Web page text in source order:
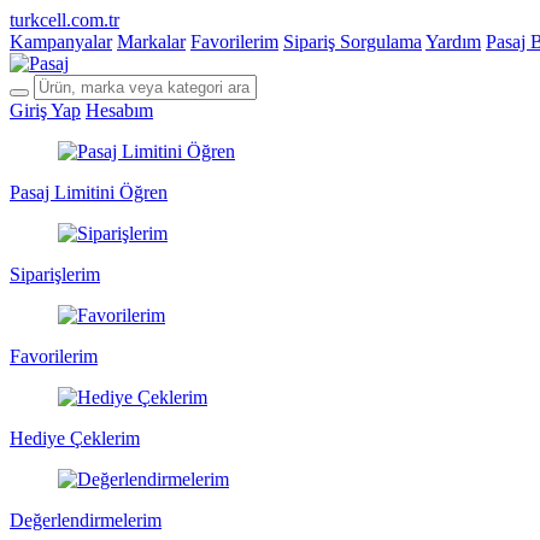
turkcell.com.tr
Kampanyalar Markalar Favorilerim Sipariş Sorgulama Yardım Pasaj
Giriş Yap Hesabım
Pasaj Limitini Öğren
Siparişlerim
Favorilerim
Hediye Çeklerim
Değerlendirmelerim